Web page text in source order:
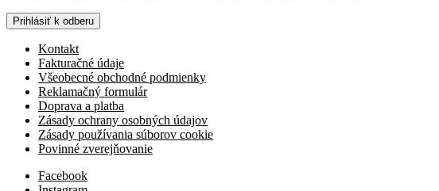
Prihlásiť k odberu
Kontakt
Fakturačné údaje
Všeobecné obchodné podmienky
Reklamačný formulár
Doprava a platba
Zásady ochrany osobných údajov
Zásady používania súborov cookie
Povinné zverejňovanie
Facebook